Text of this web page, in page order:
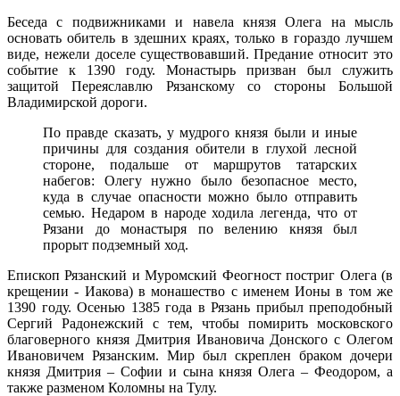
Беседа с подвижниками и навела князя Олега на мысль
основать обитель в здешних краях, только в гораздо лучшем
виде, нежели доселе существовавший. Предание относит это
событие к 1390 году. Монастырь призван был служить
защитой Переяславлю Рязанскому со стороны Большой
Владимирской дороги.
По правде сказать, у мудрого князя были и иные
причины для создания обители в глухой лесной
стороне, подальше от маршрутов татарских
набегов: Олегу нужно было безопасное место,
куда в случае опасности можно было отправить
семью. Недаром в народе ходила легенда, что от
Рязани до монастыря по велению князя был
прорыт подземный ход.
Епископ Рязанский и Муромский Феогност постриг Олега (в
крещении - Иакова) в монашество с именем Ионы в том же
1390 году. Осенью 1385 года в Рязань прибыл преподобный
Сергий Радонежский с тем, чтобы помирить московского
благоверного князя Дмитрия Ивановича Донского с Олегом
Ивановичем Рязанским. Мир был скреплен браком дочери
князя Дмитрия – Софии и сына князя Олега – Феодором, а
также разменом Коломны на Тулу.